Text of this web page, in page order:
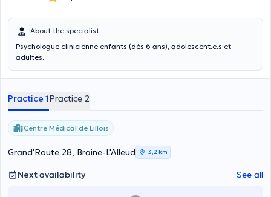
About the specialist
Psychologue clinicienne enfants (dès 6 ans), adolescent.e.s et
adultes.
Practice 1Practice 2
Centre Médical de Lillois
Grand'Route 28, Braine-L'Alleud 3,2 km
Next availability See all